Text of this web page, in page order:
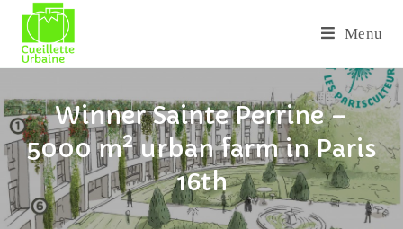
Menu
Winner Sainte Perrine –
5000 m² urban farm in Paris
16th